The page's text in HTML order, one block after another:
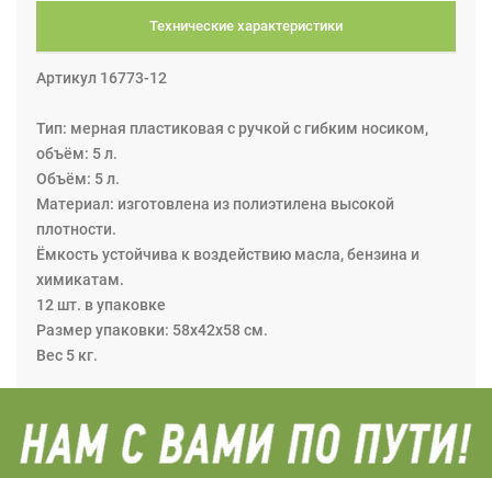
Технические характеристики
Артикул 16773-12
Тип: мерная пластиковая с ручкой с гибким носиком,
объём: 5 л.
Объём: 5 л.
Материал: изготовлена из полиэтилена высокой
плотности.
Ёмкость устойчива к воздействию масла, бензина и
химикатам.
12 шт. в упаковке
Размер упаковки: 58x42x58 см.
Вес 5 кг.